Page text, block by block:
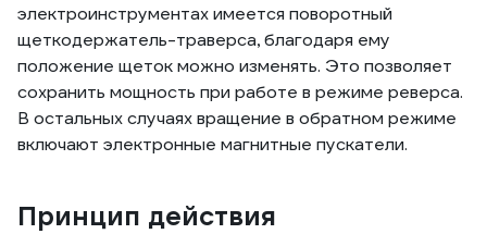
электроинструментах имеется поворотный
щеткодержатель-траверса, благодаря ему
положение щеток можно изменять. Это позволяет
сохранить мощность при работе в режиме реверса.
В остальных случаях вращение в обратном режиме
включают электронные магнитные пускатели.
Принцип действия